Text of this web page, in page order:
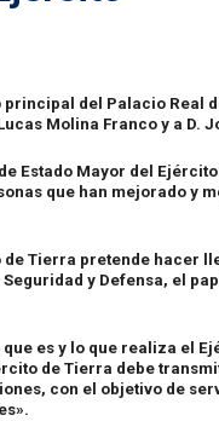
principal del Palacio
Molina Franco y a D.
Estado Mayor del
que han mejorado y
Tierra pretende hacer
y Defensa, el
es y lo que realiza el
de Tierra debe
con el objetivo de